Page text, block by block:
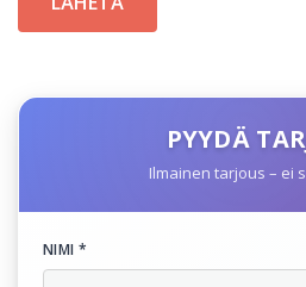
PYYDÄ
Ilmainen tarjous – ei
NIMI *